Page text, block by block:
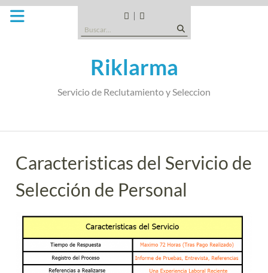
Saltar
CANDIDATOS
TIPO
EMPRESA
SOMOS
Buscar:
Riklarma
Servicio de Reclutamiento y Seleccion
Caracteristicas del Servicio de
Selección de Personal